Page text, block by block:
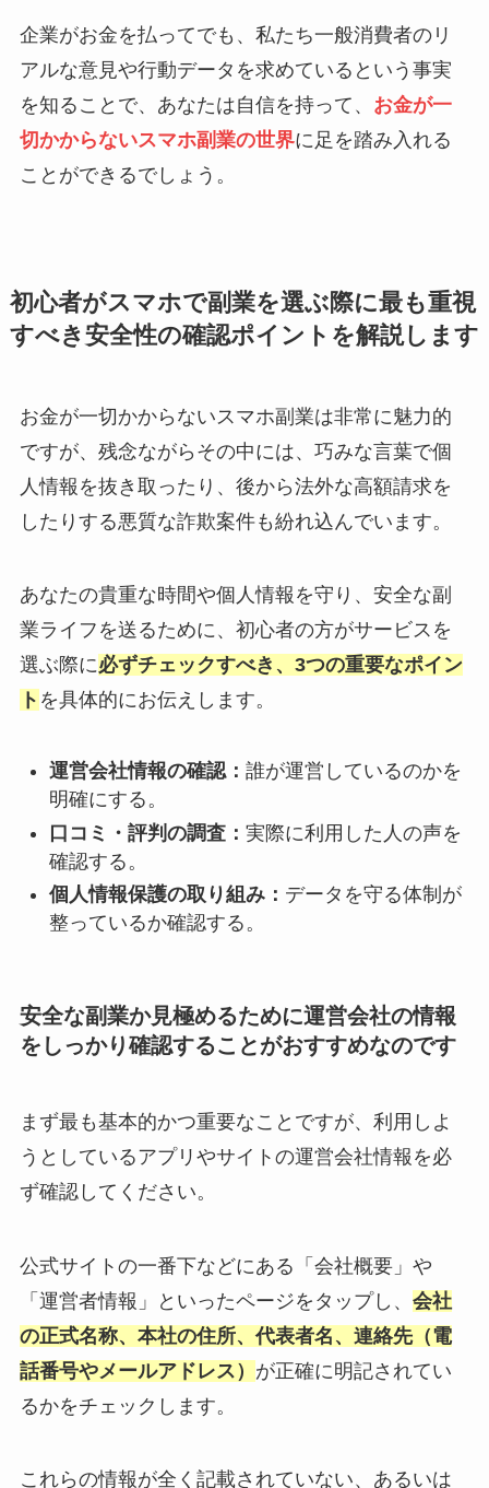
企業がお金を払ってでも、私たち一般消費者のリ
アルな意見や行動データを求めているという事実
を知ることで、あなたは自信を持って、 お金が一
切かからないスマホ副業の世界に足を踏み入れる
ことができるでしょう。
初心者がスマホで副業を選ぶ際に最も重視
すべき安全性の確認ポイントを解説します
お金が一切かからないスマホ副業は非常に魅力的
ですが、残念ながらその中には、巧みな言葉で個
人情報を抜き取ったり、後から法外な高額請求を
したりする悪質な詐欺案件も紛れ込んでいます。
あなたの貴重な時間や個人情報を守り、安全な副
業ライフを送るために、初心者の方がサービスを
選ぶ際に必ずチェックすべき、3つの重要なポイン
ト を具体的にお伝えします。
運営会社情報の確認： 誰が運営しているのかを
明確にする。
口コミ・評判の調査： 実際に利用した人の声を
確認する。
個人情報保護の取り組み： データを守る体制が
整っているか確認する。
安全な副業か見極めるために運営会社の情報
をしっかり確認することがおすすめなのです
まず最も基本的かつ重要なことですが、利用しよ
うとしているアプリやサイトの運営会社情報を必
ず確認してください。
公式サイトの一番下などにある「会社概要」や
「運営者情報」といったページをタップし、 会社
の正式名称、本社の住所、代表者名、連絡先（電
話番号やメールアドレス） が正確に明記されてい
るかをチェックします。
これらの情報が全く記載されていない、あるいは